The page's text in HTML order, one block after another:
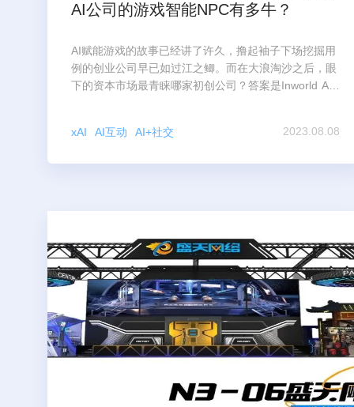
AI公司的游戏智能NPC有多牛？
AI赋能游戏的故事已经讲了许久，撸起袖子下场挖掘用
例的创业公司早已如过江之鲫。而在大浪淘沙之后，眼
下的资本市场最青睐哪家初创公司？答案是Inworld A
xAI AI互动 AI+社交 2023.08.08